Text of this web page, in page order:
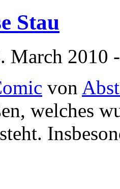
Stau
March 2010
von
welches